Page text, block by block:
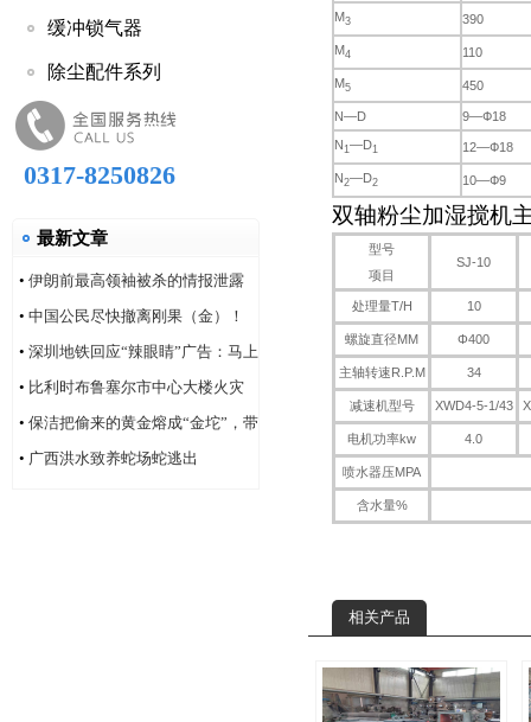
缓冲锁气器
除尘配件系列
0317-8250826
最新文章
• 伊朗前最高领袖被杀的情报泄露
问题，“很可能仍然存在”
• 中国公民尽快撤离刚果（金）！
• 深圳地铁回应“辣眼睛”广告：马上
改！
• 比利时布鲁塞尔市中心大楼火灾
造成6人死亡
• 保洁把偷来的黄金熔成“金坨”，带
着家人连夜逃跑
• 广西洪水致养蛇场蛇逃出
M3 390
M4 110
M5 450
N—D
9—Ф18
N1—D1 12—Ф18
N2—D2 10—Ф9
双轴粉尘加湿搅机
型号
项目
SJ-10
处理量T/H 10
螺旋直径MM Φ400
主轴转速R.P.M 34
减速机型号 XWD4-5-1/43
电机功率kw 4.0
喷水器压MPA
含水量%
相关产品